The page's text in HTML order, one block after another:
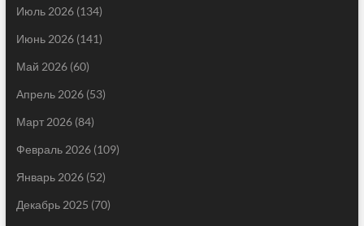
Июль 2026(134)
Июнь 2026(141)
Май 2026(60)
Апрель 2026(53)
Март 2026(84)
Февраль 2026(109)
Январь 2026(52)
Декабрь 2025 (70)